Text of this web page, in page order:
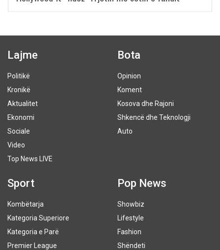
Lajme
Politikë
Kronikë
Aktualitet
Ekonomi
Sociale
Video
Top News LIVE
Bota
Opinion
Koment
Kosova dhe Rajoni
Shkencë dhe Teknologji
Auto
Sport
Kombëtarja
Kategoria Superiore
Kategoria e Parë
Premier League
Pop News
Showbiz
Lifestyle
Fashion
Shëndeti